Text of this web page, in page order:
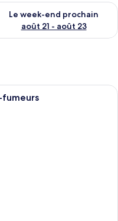
end août 14 - août 16
Le week-end prochain
août 21 - août 23
la disponibilité pour
chambre d’hôtel moderne
fumeurs